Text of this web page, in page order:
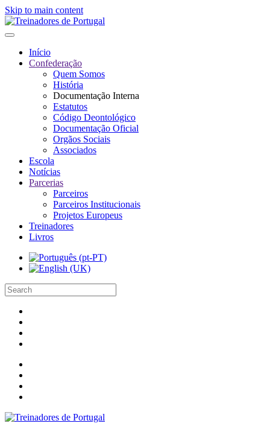
Skip to main content
Início
Confederação
Quem Somos
História
Documentação Interna
Estatutos
Código Deontológico
Documentação Oficial
Orgãos Sociais
Associados
Escola
Notícias
Parcerias
Parceiros
Parceiros Institucionais
Projetos Europeus
Treinadores
Livros